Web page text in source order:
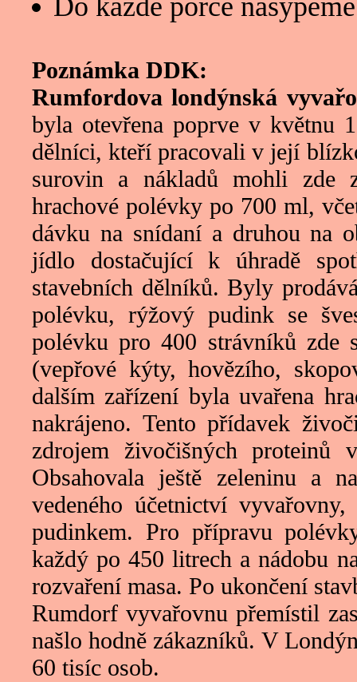
Do každé porce
Poznámka DDK:
Rumfordova londýnská
byla otevřena poprve v květnu
dělníci, kteří pracovali v její
surovin a nákladů mohli zde
hrachové polévky po 700 ml,
dávku na snídaní a druhou na
jídlo dostačující k úhradě
stavebních dělníků. Byly
polévku, rýžový pudink se
polévku pro 400 strávníků zde
(vepřové kýty, hovězího,
dalším zařízení byla uvařena
nakrájeno. Tento přídavek
zdrojem živočišných proteinů
Obsahovala ještě zeleninu a
vedeného účetnictví
pudinkem. Pro přípravu
každý po 450 litrech a nádobu
rozvaření masa. Po ukončení
Rumdorf vyvařovnu přemístil
našlo hodně zákazníků. V
60 tisíc osob.